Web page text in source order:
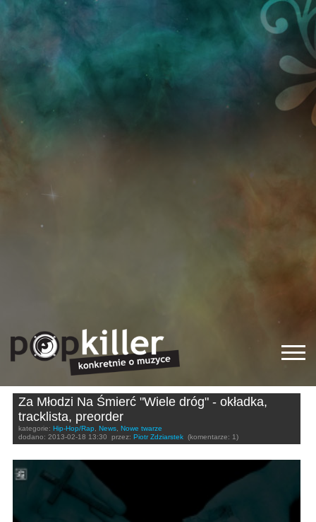
Za Młodzi Na Śmierć "Wiele dróg" - okładka,
tracklista, preorder
kategorie: Hip-Hop/Rap, News, Nowe twarze
dodano: 2013-02-18 13:30 przez: Piotr Zdziarstek (komentarze: 1)